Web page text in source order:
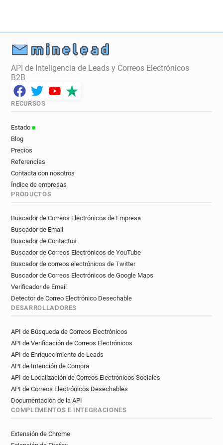
API de Inteligencia de Leads y Correos Electrónicos
B2B
RECURSOS
Estado
Blog
Precios
Referencias
Contacta con nosotros
Índice de empresas
PRODUCTOS
Buscador de Correos Electrónicos de Empresa
Buscador de Email
Buscador de Contactos
Buscador de Correos Electrónicos de YouTube
Buscador de correos electrónicos de Twitter
Buscador de Correos Electrónicos de Google Maps
Verificador de Email
Detector de Correo Electrónico Desechable
DESARROLLADORES
API de Búsqueda de Correos Electrónicos
API de Verificación de Correos Electrónicos
API de Enriquecimiento de Leads
API de Intención de Compra
API de Localización de Correos Electrónicos Sociales
API de Correos Electrónicos Desechables
Documentación de la API
COMPLEMENTOS E INTEGRACIONES
Extensión de Chrome